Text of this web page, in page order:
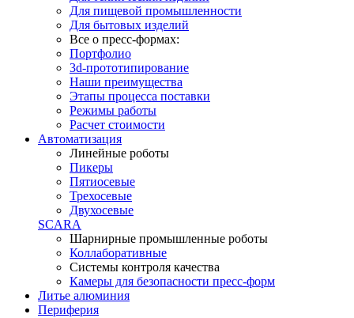
Для пищевой промышленности
Для бытовых изделий
Все о пресс-формах:
Портфолио
3d-прототипирование
Наши преимущества
Этапы процесса поставки
Режимы работы
Расчет стоимости
Автоматизация
Линейные роботы
Пикеры
Пятиосевые
Трехосевые
Двухосевые
SCARA
Шарнирные промышленные роботы
Коллаборативные
Системы контроля качества
Камеры для безопасности пресс-форм
Литье алюминия
Периферия